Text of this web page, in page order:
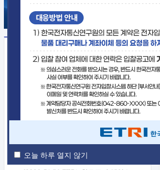
오늘 하루 열지 않기
보도자료
[2026-52호] ETRI, ITU-T 자율주행차 국제표준화 주도한다